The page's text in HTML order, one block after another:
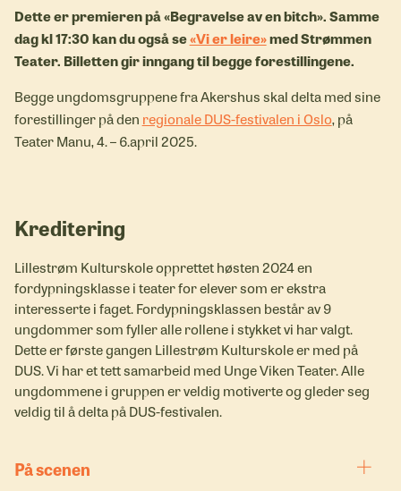
Dette er premieren på «Begravelse av en bitch». Samme
dag kl 17:30 kan du også se«Vi er leire»med Strømmen
Teater. Billetten gir inngang til begge forestillingene.
Begge ungdomsgruppene fra Akershus skal delta med sine
forestillinger på den regionale DUS-festivalen i Oslo, på
Teater Manu, 4. – 6.april 2025.
Kreditering
Lillestrøm Kulturskole opprettet høsten 2024 en
fordypningsklasse i teater for elever som er ekstra
interesserte i faget. Fordypningsklassen består av 9
ungdommer som fyller alle rollene i stykket vi har valgt.
Dette er første gangen Lillestrøm Kulturskole er med på
DUS. Vi har et tett samarbeid med Unge Viken Teater. Alle
ungdommene i gruppen er veldig motiverte og gleder seg
veldig til å delta på DUS-festivalen.
På scenen